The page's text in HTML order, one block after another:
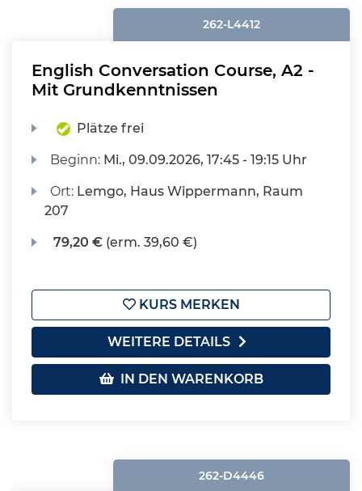
262-L4412
English Conversation Course, A2 -
Mit Grundkenntnissen
Plätze frei
Beginn: Mi., 09.09.2026, 17:45 - 19:15 Uhr
Ort: Lemgo, Haus Wippermann, Raum
207
79,20 € (erm. 39,60 €)
KURS MERKEN
WEITERE DETAILS
IN DEN WARENKORB
262-D4446